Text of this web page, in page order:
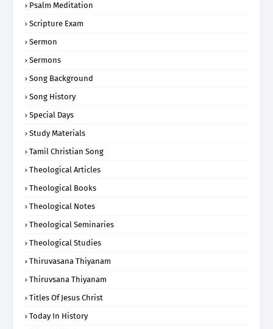
Psalm Meditation
Scripture Exam
Sermon
Sermons
Song Background
Song History
Special Days
Study Materials
Tamil Christian Song
Theological Articles
Theological Books
Theological Notes
Theological Seminaries
Theological Studies
Thiruvasana Thiyanam
Thiruvsana Thiyanam
Titles Of Jesus Christ
Today In History